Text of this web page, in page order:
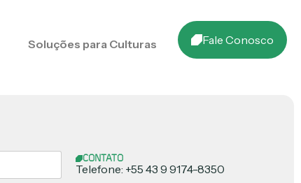
Soluções para Culturas Fale Conosco
CONTATO
Telefone: +55 43 9 9174-8350